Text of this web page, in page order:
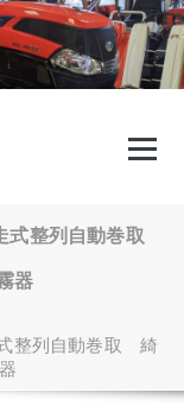
式整列自動巻取
器
整列自動巻取 綺